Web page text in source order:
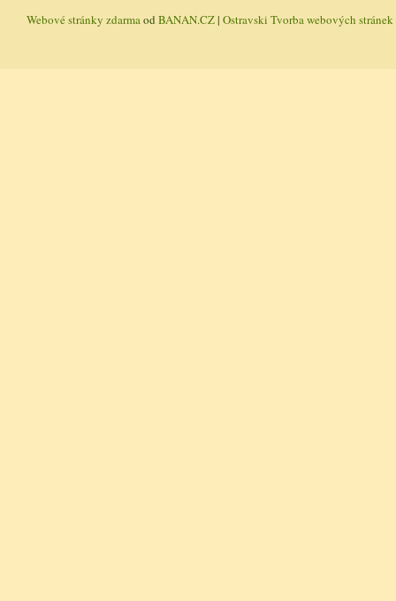
Webové stránky zdarmaod BANAN.CZ| Ostravski Tvorba webových stránek